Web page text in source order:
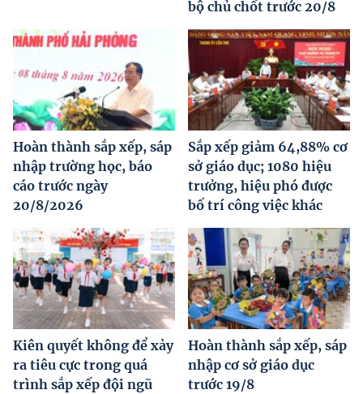
bộ chủ chốt trước 20/8
Hoàn thành sắp xếp, sáp
nhập trường học, báo
cáo trước ngày
20/8/2026
Sắp xếp giảm 64,88% cơ
sở giáo dục; 1080 hiệu
trưởng, hiệu phó được
bố trí công việc khác
Kiên quyết không để xảy
ra tiêu cực trong quá
trình sắp xếp đội ngũ
Hoàn thành sắp xếp, sáp
nhập cơ sở giáo dục
trước 19/8